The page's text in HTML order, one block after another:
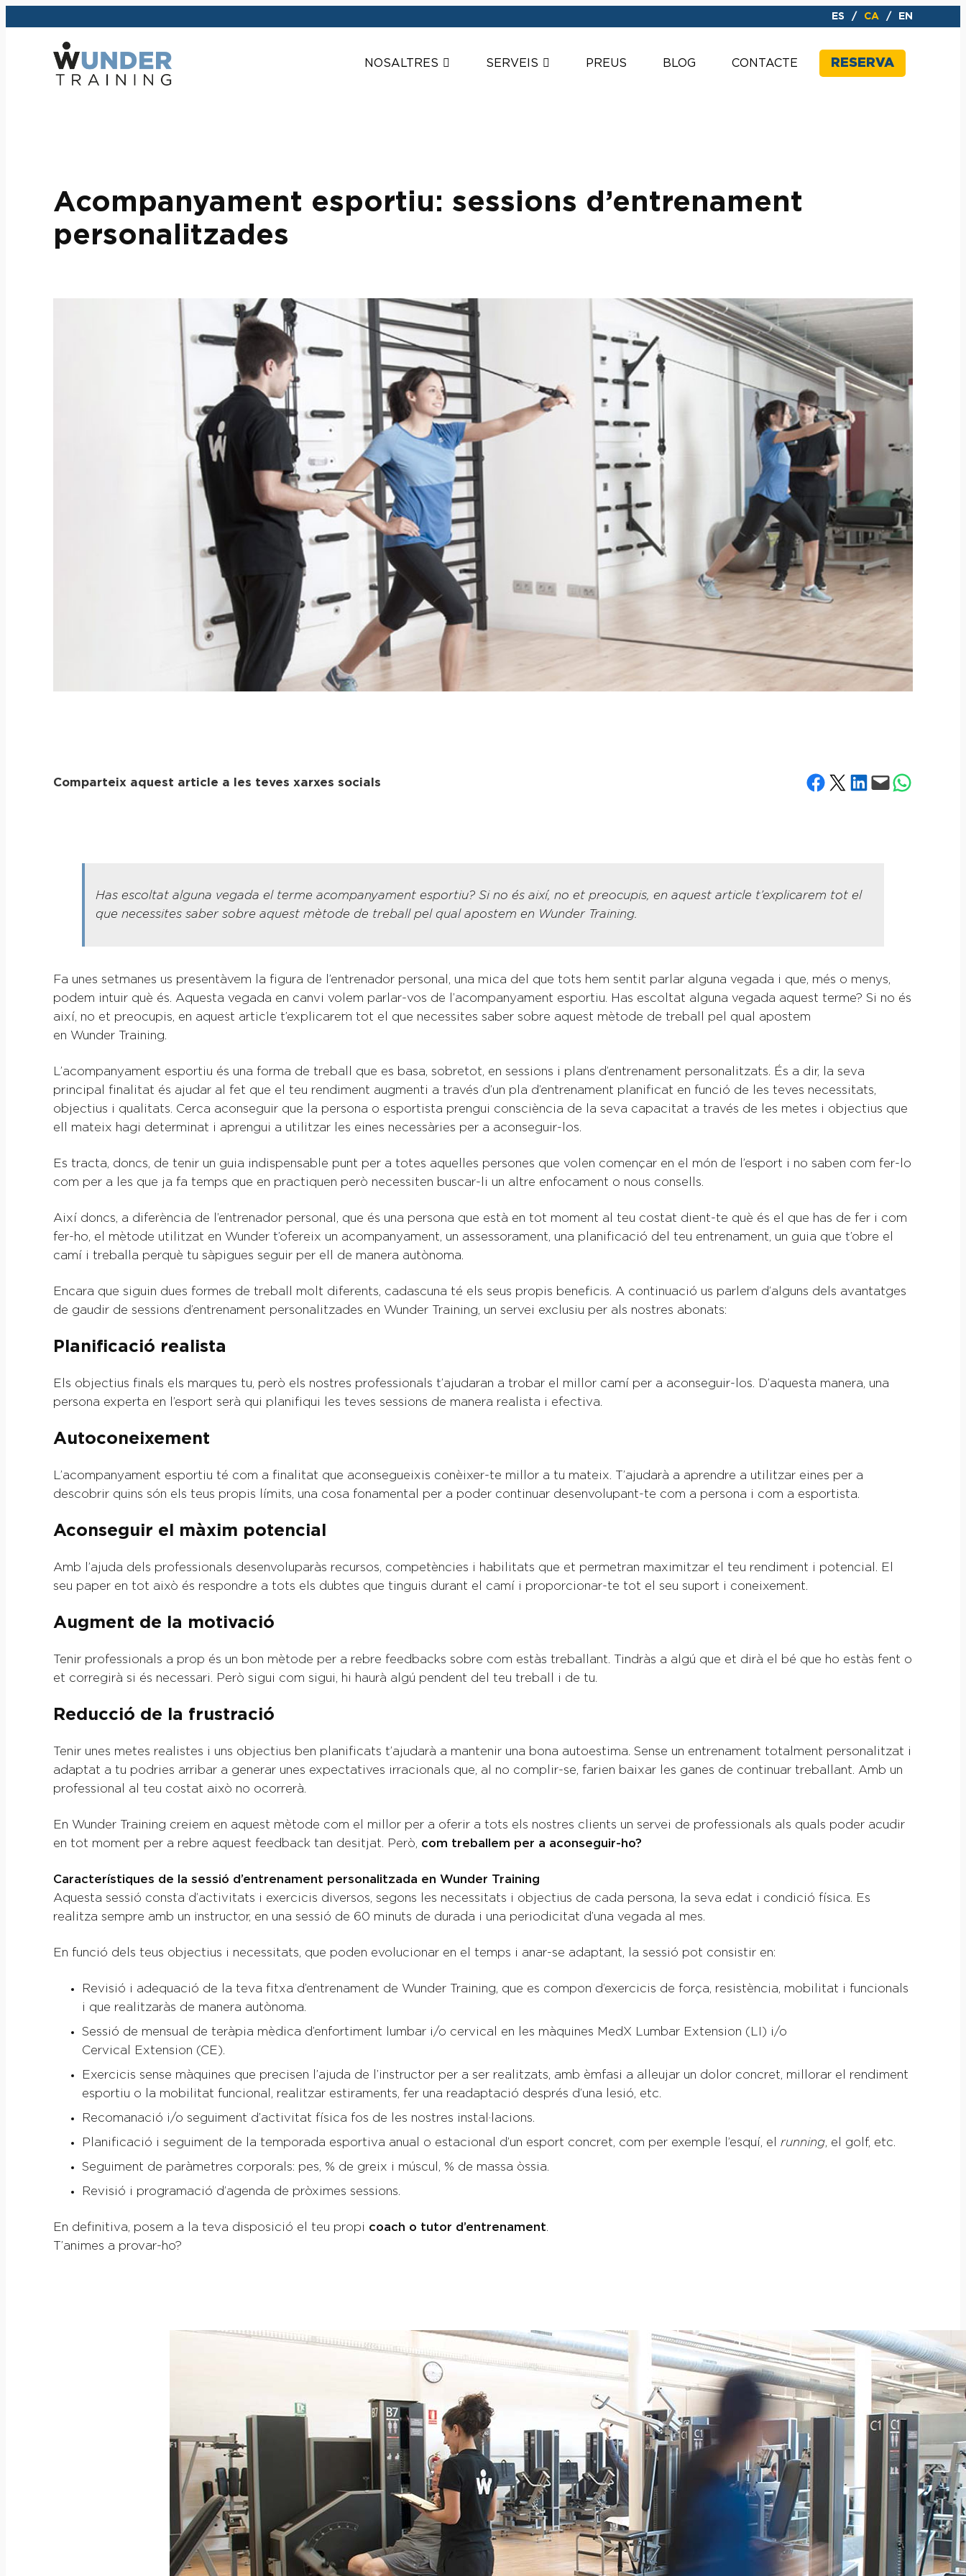
contingut
ES CA EN
NOSALTRES SERVEIS PREUS BLOG CONTACTE RESERVA
Acompanyament esportiu: sessions d’entrenament
personalitzades
Comparteix aquest article a les teves xarxes socials Share on Facebook
Share on X Share on LinkedIn
Email this PageShare on
Has escoltat alguna vegada el terme acompanyament esportiu? Si no és així, no et preocupis, en aquest article t’explicarem tot el
que necessites saber sobre aquest mètode de treball pel qual apostem en Wunder Training.
Fa unes setmanes us presentàvem la figura de l’entrenador personal, una mica del que tots hem sentit parlar alguna vegada i que, més o menys,
podem intuir què és. Aquesta vegada en canvi volem parlar-vos de l’acompanyament esportiu. Has escoltat alguna vegada aquest terme? Si no és
així, no et preocupis, en aquest article t’explicarem tot el que necessites saber sobre aquest mètode de treball pel qual apostem
en Wunder Training.
L’acompanyament esportiu és una forma de treball que es basa, sobretot, en sessions i plans d’entrenament personalitzats. És a dir, la seva
principal finalitat és ajudar al fet que el teu rendiment augmenti a través d’un pla d’entrenament planificat en funció de les teves necessitats,
objectius i qualitats. Cerca aconseguir que la persona o esportista prengui consciència de la seva capacitat a través de les metes i objectius que
ell mateix hagi determinat i aprengui a utilitzar les eines necessàries per a aconseguir-los.
Es tracta, doncs, de tenir un guia indispensable punt per a totes aquelles persones que volen començar en el món de l’esport i no saben com fer-lo
com per a les que ja fa temps que en practiquen però necessiten buscar-li un altre enfocament o nous consells.
Així doncs, a diferència de l’entrenador personal, que és una persona que està en tot moment al teu costat dient-te què és el que has de fer i com
fer-ho, el mètode utilitzat en Wunder t’ofereix un acompanyament, un assessorament, una planificació del teu entrenament, un guia que t’obre el
camí i treballa perquè tu sàpigues seguir per ell de manera autònoma.
Encara que siguin dues formes de treball molt diferents, cadascuna té els seus propis beneficis. A continuació us parlem d’alguns dels avantatges
de gaudir de sessions d’entrenament personalitzades en Wunder Training, un servei exclusiu per als nostres abonats:
Planificació realista
Els objectius finals els marques tu, però els nostres professionals t’ajudaran a trobar el millor camí per a aconseguir-los. D’aquesta manera, una
persona experta en l’esport serà qui planifiqui les teves sessions de manera realista i efectiva.
Autoconeixement
L’acompanyament esportiu té com a finalitat que aconsegueixis conèixer-te millor a tu mateix. T’ajudarà a aprendre a utilitzar eines per a
descobrir quins són els teus propis límits, una cosa fonamental per a poder continuar desenvolupant-te com a persona i com a esportista.
Aconseguir el màxim potencial
Amb l’ajuda dels professionals desenvoluparàs recursos, competències i habilitats que et permetran maximitzar el teu rendiment i potencial. El
seu paper en tot això és respondre a tots els dubtes que tinguis durant el camí i proporcionar-te tot el seu suport i coneixement.
Augment de la motivació
Tenir professionals a prop és un bon mètode per a rebre feedbacks sobre com estàs treballant. Tindràs a algú que et dirà el bé que ho estàs fent o
et corregirà si és necessari. Però sigui com sigui, hi haurà algú pendent del teu treball i de tu.
Reducció de la frustració
Tenir unes metes realistes i uns objectius ben planificats t’ajudarà a mantenir una bona autoestima. Sense un entrenament totalment personalitzat i
adaptat a tu podries arribar a generar unes expectatives irracionals que, al no complir-se, farien baixar les ganes de continuar treballant. Amb un
professional al teu costat això no ocorrerà.
En Wunder Training creiem en aquest mètode com el millor per a oferir a tots els nostres clients un servei de professionals als quals poder acudir
en tot moment per a rebre aquest feedback tan desitjat. Però, com treballem per a aconseguir-ho?
Característiques de la sessió d’entrenament personalitzada en Wunder Training
Aquesta sessió consta d’activitats i exercicis diversos, segons les necessitats i objectius de cada persona, la seva edat i condició física. Es
realitza sempre amb un instructor, en una sessió de 60 minuts de durada i una periodicitat d’una vegada al mes.
En funció dels teus objectius i necessitats, que poden evolucionar en el temps i anar-se adaptant, la sessió pot consistir en:
Revisió i adequació de la teva fitxa d’entrenament de Wunder Training, que es compon d’exercicis de força, resistència, mobilitat i funcionals
i que realitzaràs de manera autònoma.
Sessió de mensual de teràpia mèdica d’enfortiment lumbar i/o cervical en les màquines MedX Lumbar Extension (LI) i/o
Cervical Extension (CE).
Exercicis sense màquines que precisen l’ajuda de l’instructor per a ser realitzats, amb èmfasi a alleujar un dolor concret, millorar el rendiment
esportiu o la mobilitat funcional, realitzar estiraments, fer una readaptació després d’una lesió, etc.
Recomanació i/o seguiment d’activitat física fos de les nostres instal·lacions.
Planificació i seguiment de la temporada esportiva anual o estacional d’un esport concret, com per exemple l’esquí, elrunning, el golf, etc.
Seguiment de paràmetres corporals: pes, % de greix i múscul, % de massa òssia.
Revisió i programació d’agenda de pròximes sessions.
En definitiva, posem a la teva disposició el teu propi coach o tutor d’entrenament.
T’animes a provar-ho?